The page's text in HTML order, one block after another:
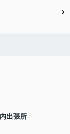
出張所